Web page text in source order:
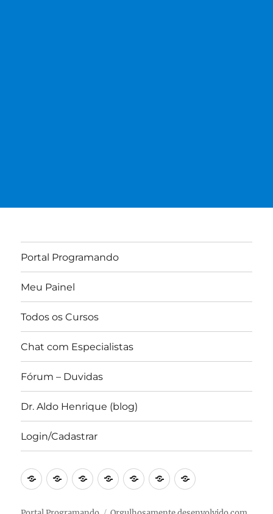
Portal Programando
Meu Painel
Todos os Cursos
Chat com Especialistas
Fórum – Duvidas
Dr. Aldo Henrique (blog)
Login/Cadastrar
PortalConverse
a
Blog
Dr.
Canal
Programando
ForumIDE
Online
Revista